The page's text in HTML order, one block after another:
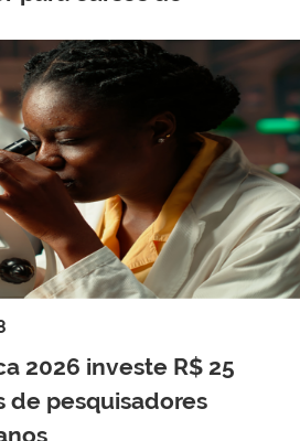
2026 investe R$ 25
de pesquisadores